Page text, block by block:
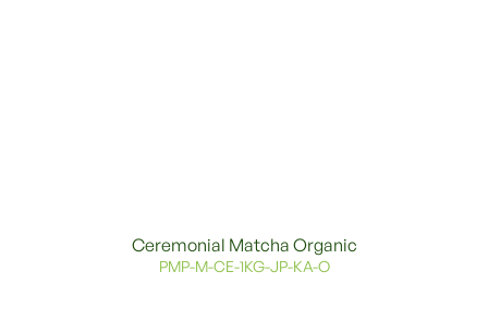
Ceremonial Matcha Organic
PMP-M-CE-1KG-JP-KA-O